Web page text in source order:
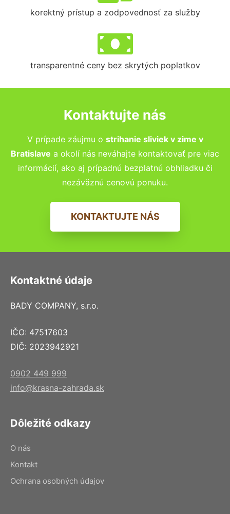
korektný prístup a zodpovednosť za služby
transparentné ceny bez skrytých poplatkov
Kontaktujte nás
V prípade záujmu o strihanie sliviek v zime v
Bratislave a okolí nás neváhajte kontaktovať pre viac
informácií, ako aj prípadnú bezplatnú obhliadku či
nezáväznú cenovú ponuku.
KONTAKTUJTE NÁS
Kontaktné údaje
BADY COMPANY, s.r.o.
IČO: 47517603
DIČ: 2023942921
0902 449 999
info@krasna-zahrada.sk
Dôležité odkazy
O nás
Kontakt
Ochrana osobných údajov